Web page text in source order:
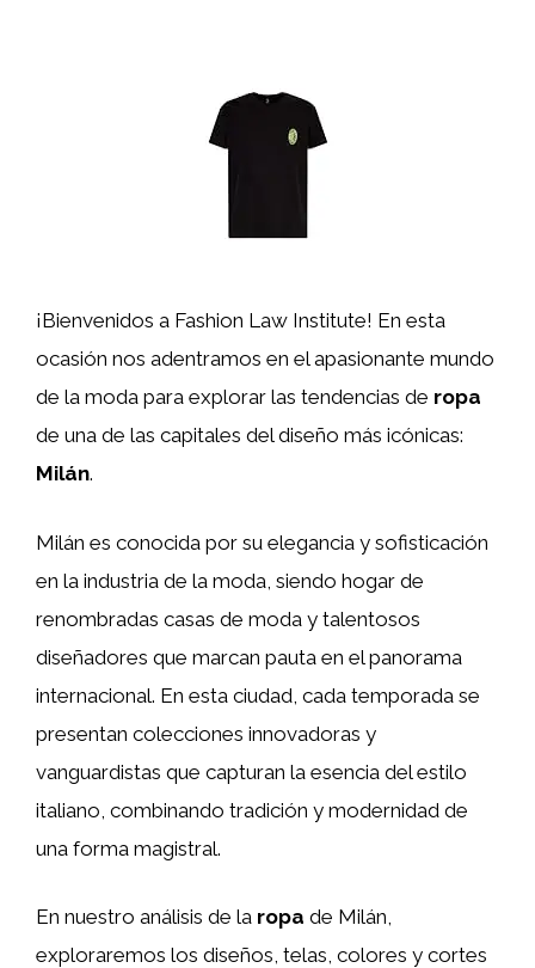
¡Bienvenidos a Fashion Law Institute! En esta
ocasión nos adentramos en el apasionante mundo
de la moda para explorar las tendencias de ropa
de una de las capitales del diseño más icónicas:
Milán.
Milán es conocida por su elegancia y sofisticación
en la industria de la moda, siendo hogar de
renombradas casas de moda y talentosos
diseñadores que marcan pauta en el panorama
internacional. En esta ciudad, cada temporada se
presentan colecciones innovadoras y
vanguardistas que capturan la esencia del estilo
italiano, combinando tradición y modernidad de
una forma magistral.
En nuestro análisis de la ropa de Milán,
exploraremos los diseños, telas, colores y cortes